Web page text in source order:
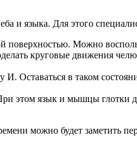
и языка. Для этого
поверхностью. Можно
круговые движения
Оставаться в таком
этом язык и мышцы
можно будет заметить